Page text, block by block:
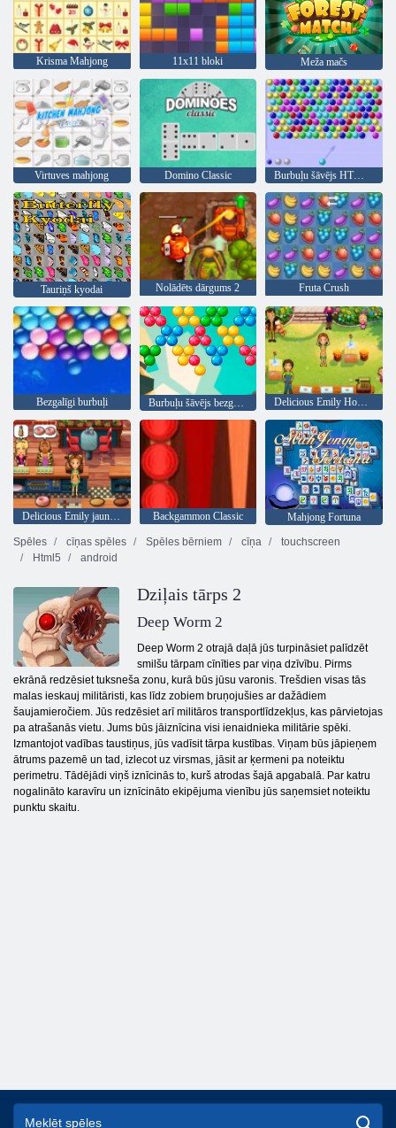
Krisma Mahjong 11x11 bloki Meža mačs
Virtuves mahjong Domino Classic Burbuļu šāvējs HTML5
Tauriņš kyodai Nolādēts dārgums 2 Fruta Crush
Bezgalīgi burbuļi Burbuļu šāvējs bezgalīgs Delicious Emily Home Sweet Home
Delicious Emily jauns sākums Backgammon Classic
Mahjong Fortuna
Spēles
cīņas spēles Spēles bērniem cīņa
touchscreen
Html5
android
Dziļais tārps 2
Deep Worm 2
Deep Worm 2 otrajā daļā jūs turpināsiet palīdzēt
smilšu tārpam cīnīties par viņa dzīvību. Pirms
ekrānā redzēsiet tuksneša zonu, kurā būs jūsu varonis. Trešdien visas tās
malas ieskauj militāristi, kas līdz zobiem bruņojušies ar dažādiem
šaujamieročiem. Jūs redzēsiet arī militāros transportlīdzekļus, kas pārvietojas
pa atrašanās vietu. Jums būs jāiznīcina visi ienaidnieka militārie spēki.
Izmantojot vadības taustiņus, jūs vadīsit tārpa kustības. Viņam būs jāpieņem
ātrums pazemē un tad, izlecot uz virsmas, jāsit ar ķermeni pa noteiktu
perimetru. Tādējādi viņš iznīcinās to, kurš atrodas šajā apgabalā. Par katru
nogalināto karavīru un iznīcināto ekipējuma vienību jūs saņemsiet noteiktu
punktu skaitu.